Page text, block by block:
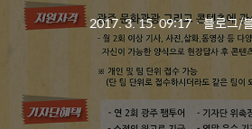
2017. 3. 15. 09:17ㆍ블로그/